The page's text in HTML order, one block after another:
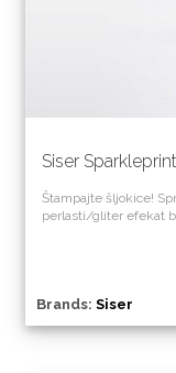
Siser Sparkleprint
Štampajte šljokice!
perlasti/gliter efekat
Brands: Siser